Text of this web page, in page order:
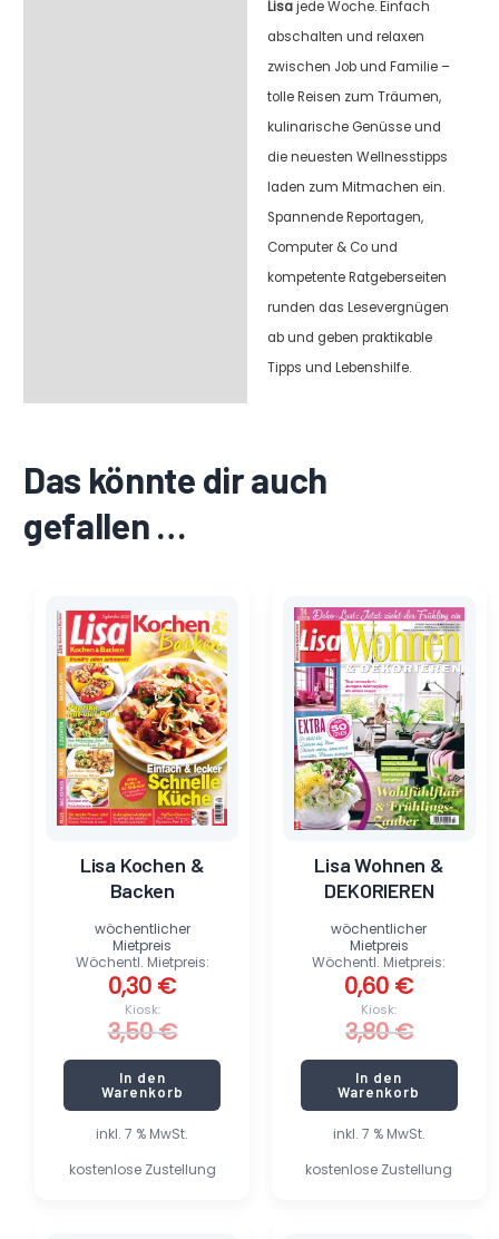
Lisajede Woche. Einfach
abschalten und relaxen
zwischen Job und Familie –
tolle Reisen zum Träumen,
kulinarische Genüsse und
die neuesten Wellnesstipps
laden zum Mitmachen ein.
Spannende Reportagen,
Computer & Co und
kompetente Ratgeberseiten
runden das Lesevergnügen
ab und geben praktikable
Tipps und Lebenshilfe.
Das könnte dir auch
gefallen …
inkl. 7 % MwSt.
kostenlose Zustellung
Lisa Kochen &
Backen
Kiosk:
3,50€
Preis
war:
3,50 €
Wöchentl. Mietpreis:
0,30 €
Preis
ist:
0,30 €.
wöchentlicher
Mietpreis
In den
Warenkorb
inkl. 7 % MwSt.
kostenlose Zustellung
Lisa Wohnen &
DEKORIEREN
Kiosk:
3,80€
Preis
war:
3,80 €
Wöchentl. Mietpreis:
0,60 €
Preis
ist:
0,60 €.
wöchentlicher
Mietpreis
In den
Warenkorb